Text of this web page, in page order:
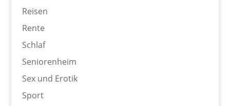
Reisen
Rente
Schlaf
Seniorenheim
Sex und Erotik
Sport